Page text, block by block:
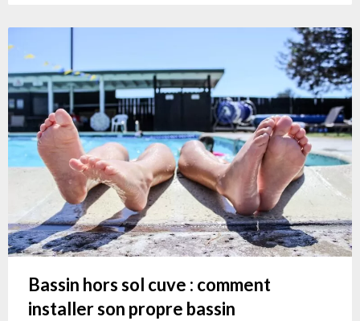
Bassin hors sol cuve : comment
installer son propre bassin